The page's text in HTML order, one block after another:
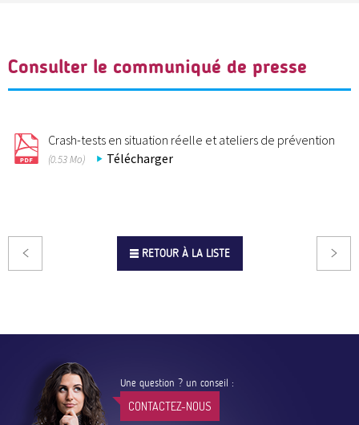
Consulter le communiqué de presse
Crash-tests en situation réelle et ateliers de prévention
(0.53 Mo) Télécharger
RETOUR À LA LISTE
Une question ? un conseil :
CONTACTEZ-NOUS